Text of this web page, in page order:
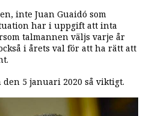
inte Juan Guaidó som
har i uppgift att inta
talmannen väljs varje år
i årets val för att ha rätt att
5 januari 2020 så viktigt.